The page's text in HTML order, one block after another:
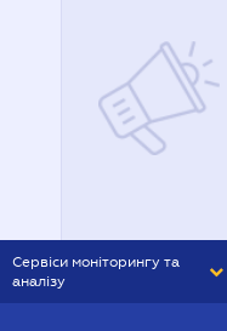
Сервіси моніторингу та
аналізу